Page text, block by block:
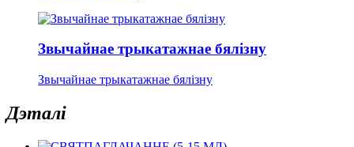
Звычайнае трыкатажнае бялізну
Звычайнае трыкатажнае бялізну
Дэталі